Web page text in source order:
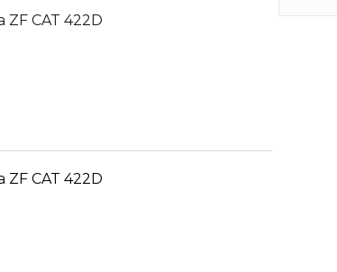
CAT 422D
CAT 422D